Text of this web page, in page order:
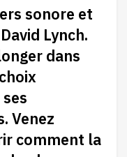
sonore et
Lynch.
dans
Venez
comment la